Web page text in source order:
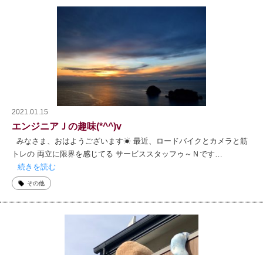
2021.01.15
エンジニアＪの趣味(*^^)v
みなさま、おはようございます☀ 最近、ロードバイクとカメラと筋
トレの 両立に限界を感じてる サービススタッフゥ～Ｎです…
続きを読む
その他